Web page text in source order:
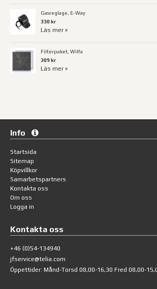
Gasreglage, E-Way
330 kr
Läs mer »
Filterpaket, Wilfa
309 kr
Läs mer »
Info
Startsida
Sitemap
Köpvillkor
Samarbetspartners
Kontakta oss
Om oss
Logga in
Kontakta oss
+46 (0)54-134940
jfservice@telia.com
Öppettider: Månd-Torsd 08,00-16,30 Fred 08,00-